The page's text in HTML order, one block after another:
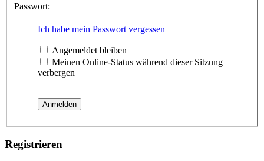
Passwort:
Ich habe mein Passwort vergessen
Angemeldet bleiben
Meinen Online-Status während dieser Sitzung
verbergen
Registrieren